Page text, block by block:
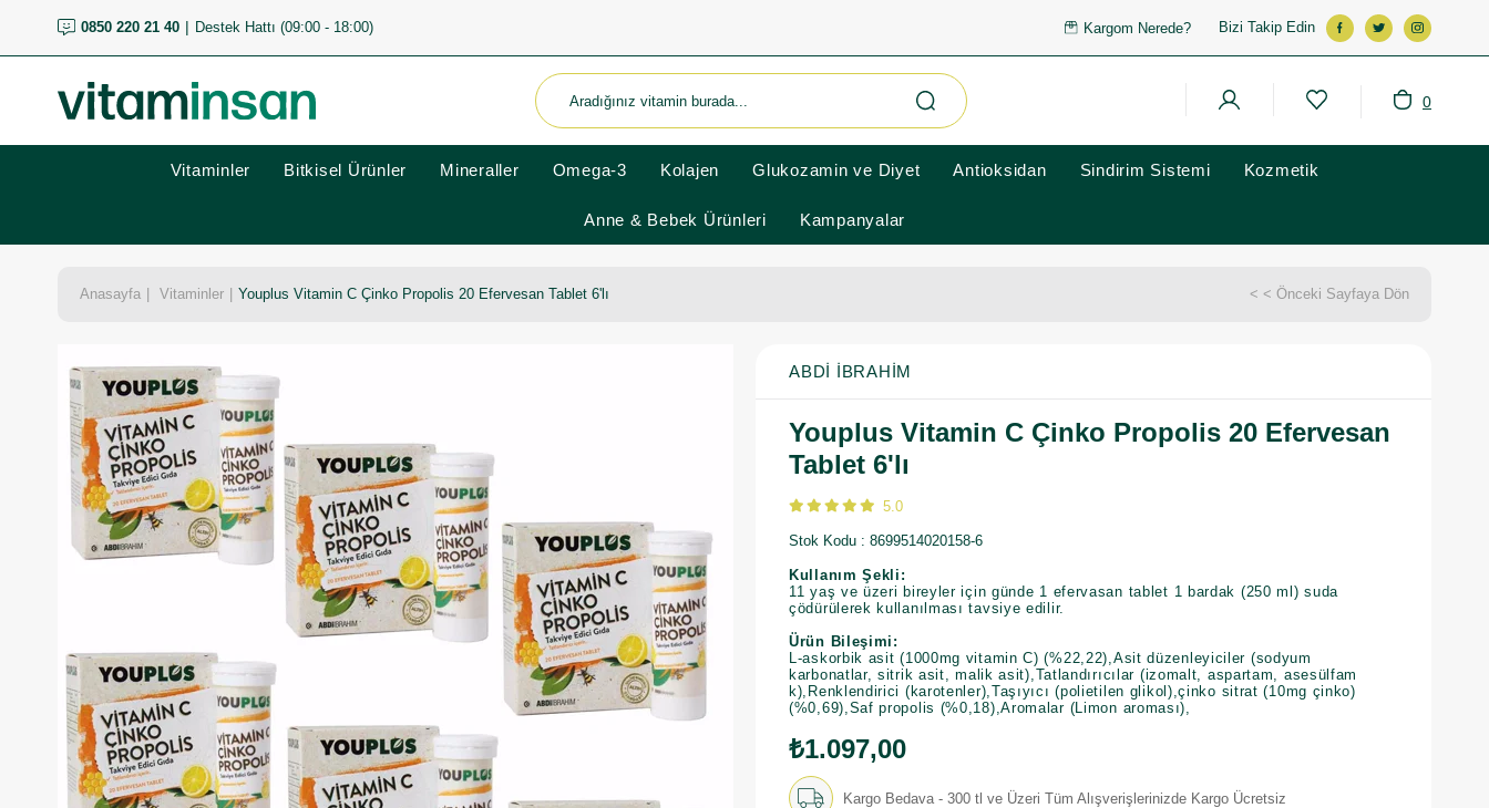
0850 220 21 40 Destek Hattı (09:00 - 18:00) Kargom Nerede? Bizi Takip Edin
0
Vitaminler Bitkisel Ürünler Mineraller Omega-3 Kolajen Glukozamin ve Diyet Antioksidan Sindirim Sistemi Kozmetik
Anne & Bebek Ürünleri Kampanyalar
Anasayfa Vitaminler Youplus Vitamin C Çinko Propolis 20 Efervesan Tablet 6'lı < < Önceki Sayfaya Dön
ABDI İBRAHIM
Youplus Vitamin C Çinko Propolis 20 Efervesan
Tablet 6'lı
5.0
Stok Kodu 8699514020158-6
Kullanım Şekli:
11 yaş ve üzeri bireyler için günde 1 efervasan tablet 1 bardak (250 ml) suda
çödürülerek kullanılması tavsiye edilir.
Ürün Bileşimi:
L-askorbik asit (1000mg vitamin C) (%22,22),Asit düzenleyiciler (sodyum
karbonatlar, sitrik asit, malik asit),Tatlandırıcılar (izomalt, aspartam, asesülfam
k),Renklendirici (karotenler),Taşıyıcı (polietilen glikol),çinko sitrat (10mg çinko)
(%0,69),Saf propolis (%0,18),Aromalar (Limon aroması),
₺1.097,00
Kargo Bedava - 300 tl ve Üzeri Tüm Alışverişlerinizde Kargo Ücretsiz